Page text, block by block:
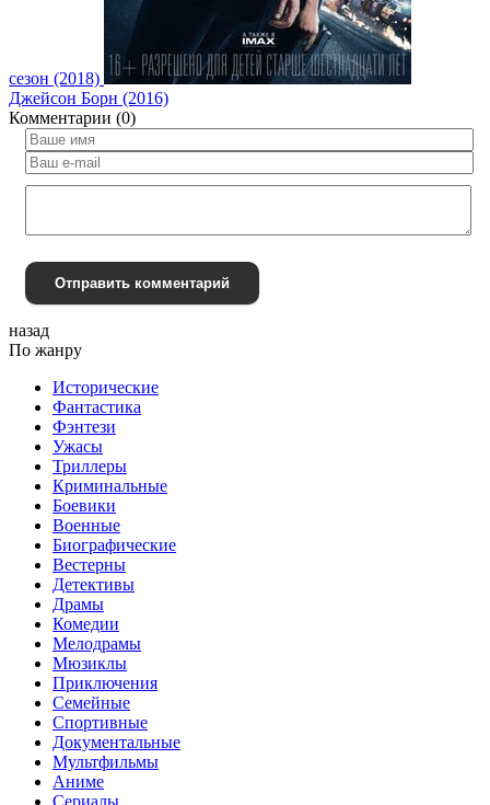
сезон (2018)
Джейсон Борн (2016)
Комментарии (0)
Отправить комментарий
назад
По жанру
Исторические
Фантастика
Фэнтези
Ужасы
Триллеры
Криминальные
Боевики
Военные
Биографические
Вестерны
Детективы
Драмы
Комедии
Мелодрамы
Мюзиклы
Приключения
Семейные
Спортивные
Документальные
Мультфильмы
Аниме
Сериалы